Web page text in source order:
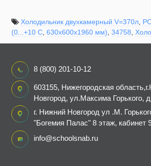
Холодильник двухкамерный V=370л,
(0...+10 С, 630х600х1960 мм), 34758,
8 (800) 201-10-12
603155, Нижегородская
Новгород, ул.Максима Горького,
г. Нижний Новгород ул .М.
"Богемия Палас" 8 этаж, кабинет
info@schoolsnab.ru